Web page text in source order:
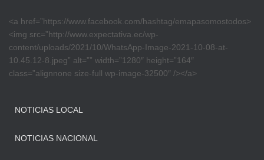
<a href=”https://www.facebook.com/hashtag/emapasomostodos>
<img src=”http://www.expectativa.ec/wp-
content/uploads/2021/10/WhatsApp-Image-2021-10-08-at-
10.45.12-8.jpeg” alt=”” width=”1280″ height=”164″
class=”alignnone size-full wp-image-32500″ /></a>
NOTICIAS LOCAL
NOTICIAS NACIONAL